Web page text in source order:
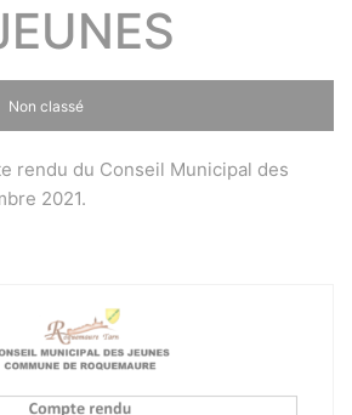
Non classé
rendu du Conseil Municipal des
2021.